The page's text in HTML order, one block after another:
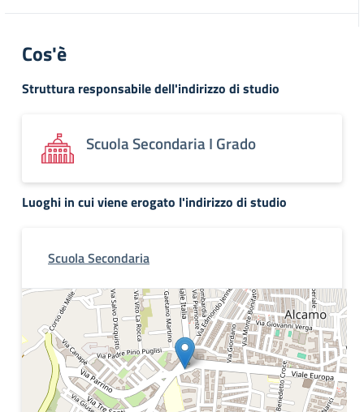
Cos'è
Struttura responsabile dell'indirizzo di studio
Scuola Secondaria I Grado
Luoghi in cui viene erogato l'indirizzo di studio
Scuola Secondaria